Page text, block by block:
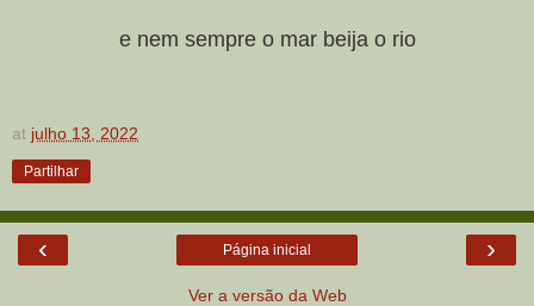
e nem sempre o mar beija o rio
at julho 13, 2022
Partilhar
‹ ›
Página inicial
Ver a versão da Web